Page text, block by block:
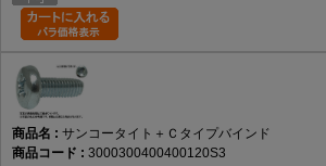
サンコータイト＋Ｃタイプバインド
3000300400400120S3